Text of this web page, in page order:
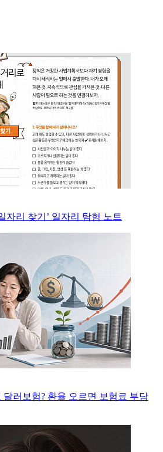
자리 찾기’ 일자리 탐험 노트
달러보험? 환율 오르면 보험료 부담